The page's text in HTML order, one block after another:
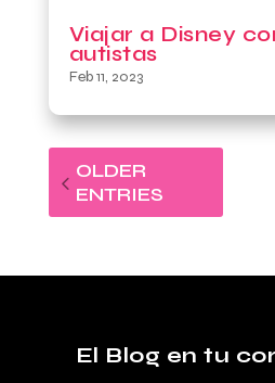
Viajar a Disney
autistas
Feb 11, 2023
OLDER
ENTRIES
El Blog en tu